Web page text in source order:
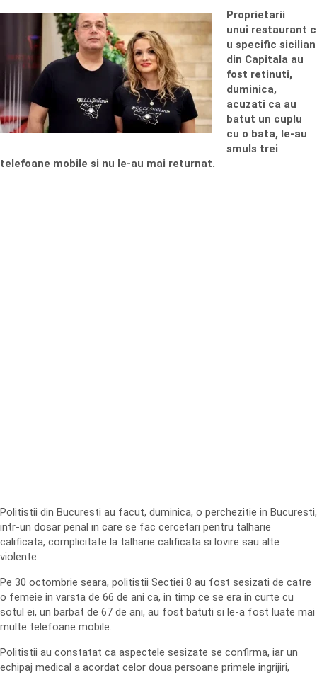
Proprietarii
unui restaurant c
u specific sicilian
din Capitala au
fost retinuti,
duminica,
acuzati ca au
batut un cuplu
cu o bata, le-au
smuls trei
telefoane mobile si nu le-au mai returnat.
Politistii din Bucuresti au facut, duminica, o perchezitie in Bucuresti,
intr-un dosar penal in care se fac cercetari pentru talharie
calificata, complicitate la talharie calificata si lovire sau alte
violente.
Pe 30 octombrie seara, politistii Sectiei 8 au fost sesizati de catre
o femeie in varsta de 66 de ani ca, in timp ce se era in curte cu
sotul ei, un barbat de 67 de ani, au fost batuti si le-a fost luate mai
multe telefoane mobile.
Politistii au constatat ca aspectele sesizate se confirma, iar un
echipaj medical a acordat celor doua persoane primele ingrijiri,